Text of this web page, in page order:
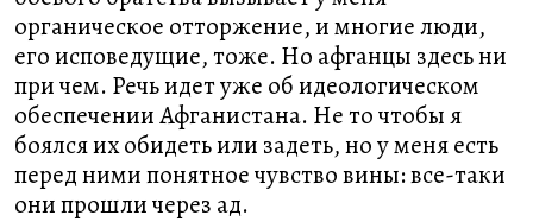
органическое отторжение, и многие люди,
его исповедущие, тоже. Но афганцы здесь ни
при чем. Речь идет уже об идеологическом
обеспечении Афганистана. Не то чтобы я
боялся их обидеть или задеть, но у меня есть
перед ними понятное чувство вины: все-таки
они прошли через ад.